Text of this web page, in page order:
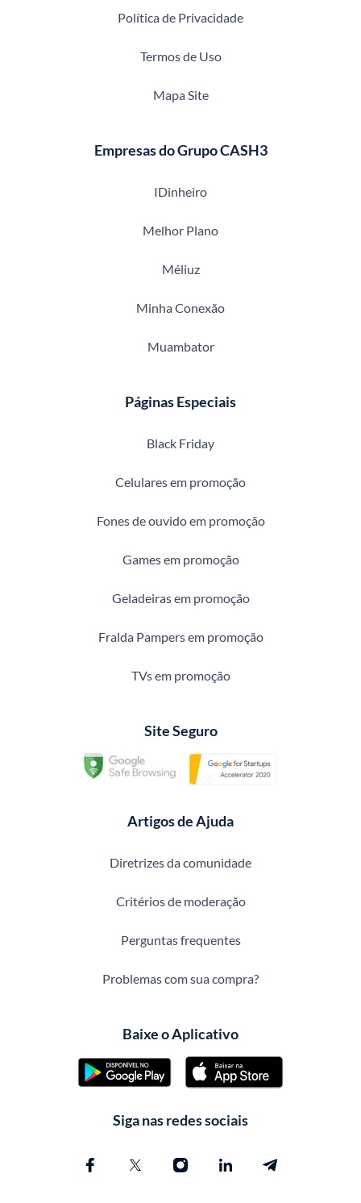
Política de Privacidade
Termos de Uso
Mapa Site
Empresas do Grupo CASH3
IDinheiro
Melhor Plano
Méliuz
Minha Conexão
Muambator
Páginas Especiais
Black Friday
Celulares em promoção
Fones de ouvido em promoção
Games em promoção
Geladeiras em promoção
Fralda Pampers em promoção
TVs em promoção
Site Seguro
Artigos de Ajuda
Diretrizes da comunidade
Critérios de moderação
Perguntas frequentes
Problemas com sua compra?
Baixe o Aplicativo
Siga nas redes sociais